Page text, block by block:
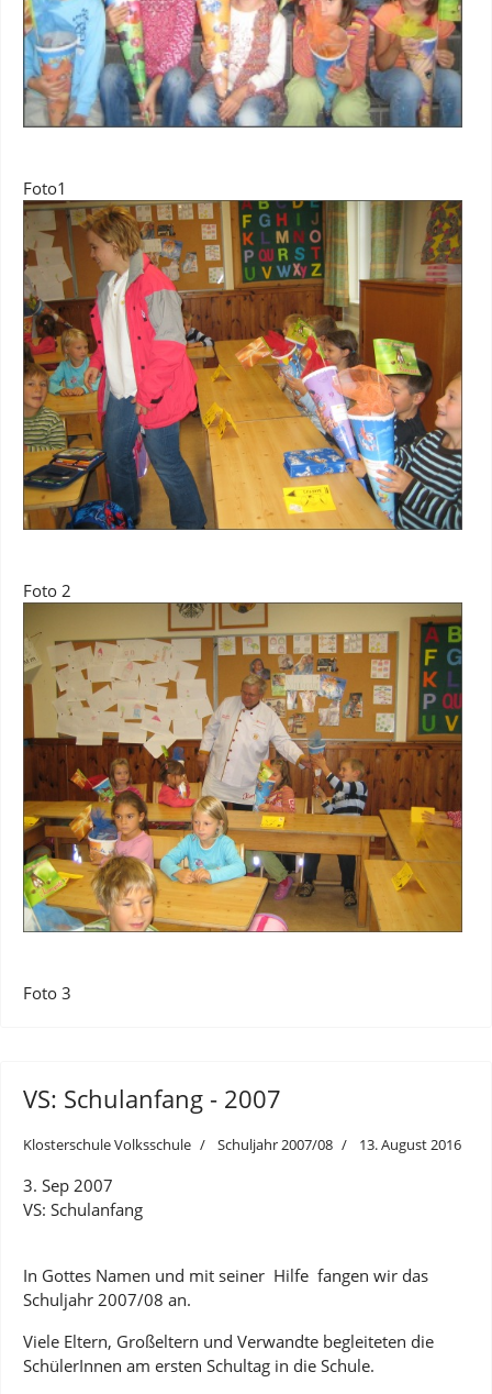
Foto1
Foto 2
Foto 3
VS: Schulanfang - 2007
Klosterschule Volksschule Schuljahr 2007/08 13. August 2016
3. Sep 2007
VS: Schulanfang
In Gottes Namen und mit seiner Hilfe fangen wir das
Schuljahr 2007/08 an.
Viele Eltern, Großeltern und Verwandte begleiteten die
SchülerInnen am ersten Schultag in die Schule.